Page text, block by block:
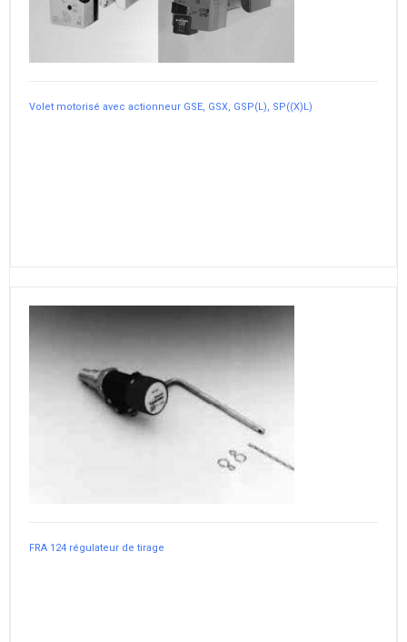
Volet motorisé avec actionneur GSE, GSX, GSP(L), SP((X)L)
FRA 124 régulateur de tirage